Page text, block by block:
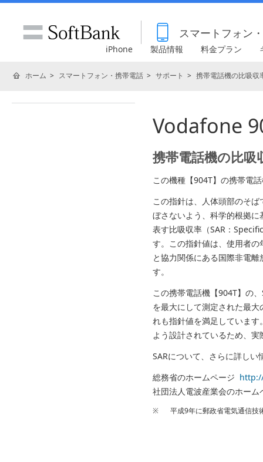
スマートフォン
iPhone 製品情報 料金プラン
ホーム スマートフォン・携帯電話 サポート 携帯電話機の比吸収
Vodafone
携帯電話機の比
この機種【904T】の携帯電
この指針は、人体頭部のそ
ぼさないよう、科学的根拠
表す比吸収率（SAR：
す。この指針値は、使用者
と協力関係にある国際非電
す。
この携帯電話機【904T】の、
を最大にして測定された最
れも指針値を満足していま
よう設計されているため、
SARについて、さらに詳し
総務省のホームページ
社団法人電波産業会のホー
※ 平成9年に郵政省電気通信技